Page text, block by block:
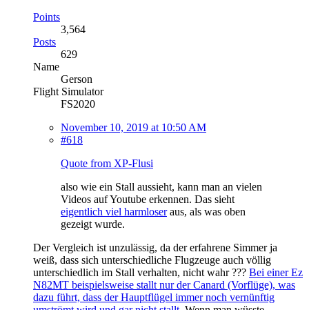
Points
3,564
Posts
629
Name
Gerson
Flight Simulator
FS2020
November 10, 2019 at 10:50 AM
#618
Quote from XP-Flusi
also wie ein Stall aussieht, kann man an vielen
Videos auf Youtube erkennen. Das sieht
eigentlich viel harmloseraus, als was oben
gezeigt wurde.
Der Vergleich ist unzulässig, da der erfahrene Simmer ja
weiß, dass sich unterschiedliche Flugzeuge auch völlig
unterschiedlich im Stall verhalten, nicht wahr ??? Bei einer Ez
N82MT beispielsweise stallt nur der Canard (Vorflüge), was
dazu führt, dass der Hauptflügel immer noch vernünftig